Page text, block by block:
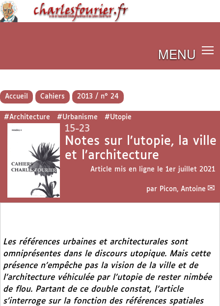
MENU
Accueil Cahiers 2013 / n° 24
#Architecture #Urbanisme #Utopie
15-23
Notes sur l’utopie, la ville
et l’architecture
Article mis en ligne le 1er juillet 2021
par Picon, Antoine
Les références urbaines et architecturales sont
omniprésentes dans le discours utopique. Mais cette
présence n’empêche pas la vision de la ville et de
l’architecture véhiculée par l’utopie de rester nimbée
de flou. Partant de ce double constat, l’article
s’interroge sur la fonction des références spatiales